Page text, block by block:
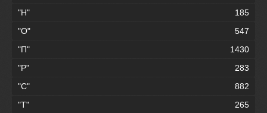
"Н"
185
"О"
547
"П"
1430
"Р"
283
"С"
882
"Т"
265